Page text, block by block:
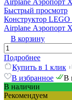
Быстрый просмотр
Конструктор LEGO
Airplane Аэропорт
В корзину
Подробнее
Купить в 1 клик
В избранное
В
В наличии
Рекомендуем